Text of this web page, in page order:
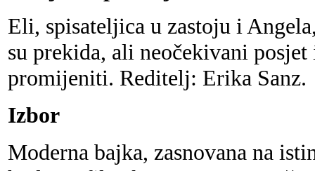
Eli, spisateljica u zastoju i
su prekida, ali neočekivani
promijeniti. Reditelj: Erika Sanz.
Izbor
Moderna bajka, zasnovana na